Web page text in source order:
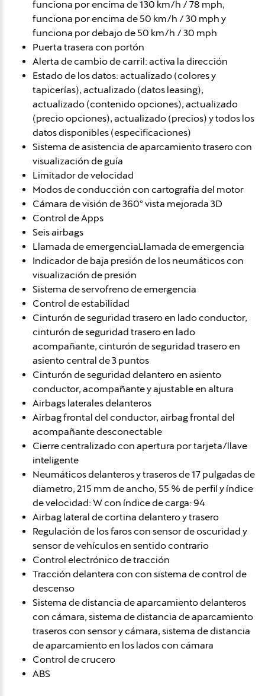
funciona por encima de 130 km/h / 78 mph,
funciona por encima de 50 km/h / 30 mph y
funciona por debajo de 50 km/h / 30 mph
Puerta trasera con portón
Alerta de cambio de carril: activa la dirección
Estado de los datos: actualizado (colores y
tapicerías), actualizado (datos leasing),
actualizado (contenido opciones), actualizado
(precio opciones), actualizado (precios) y todos los
datos disponibles (especificaciones)
Sistema de asistencia de aparcamiento trasero con
visualización de guía
Limitador de velocidad
Modos de conducción con cartografía del motor
Cámara de visión de 360º vista mejorada 3D
Control de Apps
Seis airbags
Llamada de emergenciaLlamada de emergencia
Indicador de baja presión de los neumáticos con
visualización de presión
Sistema de servofreno de emergencia
Control de estabilidad
Cinturón de seguridad trasero en lado conductor,
cinturón de seguridad trasero en lado
acompañante, cinturón de seguridad trasero en
asiento central de 3 puntos
Cinturón de seguridad delantero en asiento
conductor, acompañante y ajustable en altura
Airbags laterales delanteros
Airbag frontal del conductor, airbag frontal del
acompañante desconectable
Cierre centralizado con apertura por tarjeta/llave
inteligente
Neumáticos delanteros y traseros de 17 pulgadas de
diametro, 215 mm de ancho, 55 % de perfil y índice
de velocidad: W con índice de carga: 94
Airbag lateral de cortina delantero y trasero
Regulación de los faros con sensor de oscuridad y
sensor de vehículos en sentido contrario
Control electrónico de tracción
Tracción delantera con con sistema de control de
descenso
Sistema de distancia de aparcamiento delanteros
con cámara, sistema de distancia de aparcamiento
traseros con sensor y cámara, sistema de distancia
de aparcamiento en los lados con cámara
Control de crucero
ABS